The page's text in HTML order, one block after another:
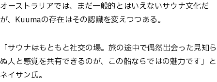
オーストラリアでは、まだ一般的とはいえないサウナ文化だ
が、Kuumaの存在はその認識を変えつつある。
「サウナはもともと社交の場。旅の途中で偶然出会った見知ら
ぬ人と感覚を共有できるのが、この船ならではの魅力です」と
ネイサン氏。